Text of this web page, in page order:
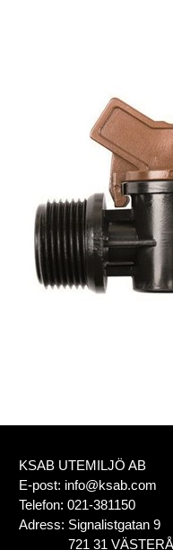
KSAB UTEMILJÖ AB
E-post: info@ksab.com
Telefon: 021-381150
Adress: Signalistgatan 9
721 31